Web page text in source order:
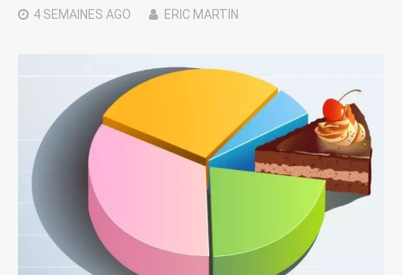
4 SEMAINES AGO ERIC MARTIN